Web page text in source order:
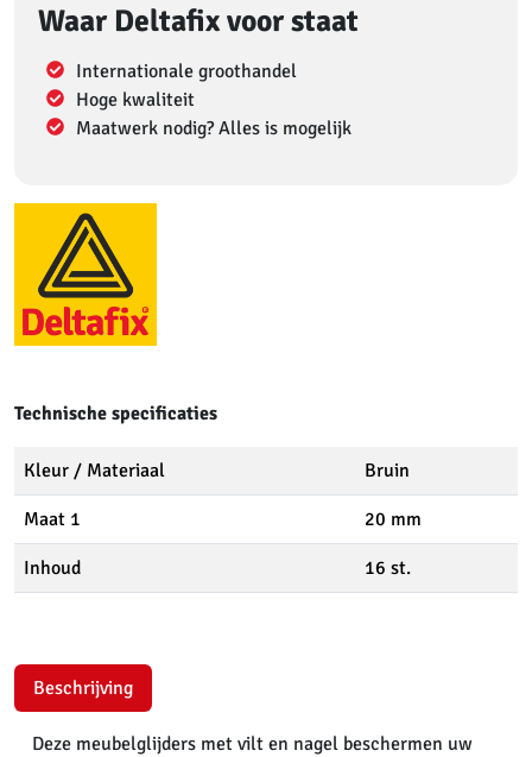
Waar Deltafix voor staat
Internationale groothandel
Hoge kwaliteit
Maatwerk nodig? Alles is mogelijk
Technische specificaties
Kleur / Materiaal Bruin
Maat 1 20 mm
Inhoud 16 st.
Beschrijving
Deze meubelglijders met vilt en nagel beschermen uw